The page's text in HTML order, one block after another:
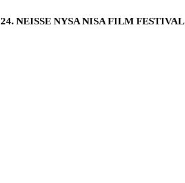
24. NEISSE NYSA NISA FILM FESTIVAL